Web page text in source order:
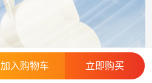
加入购物车 立即购买